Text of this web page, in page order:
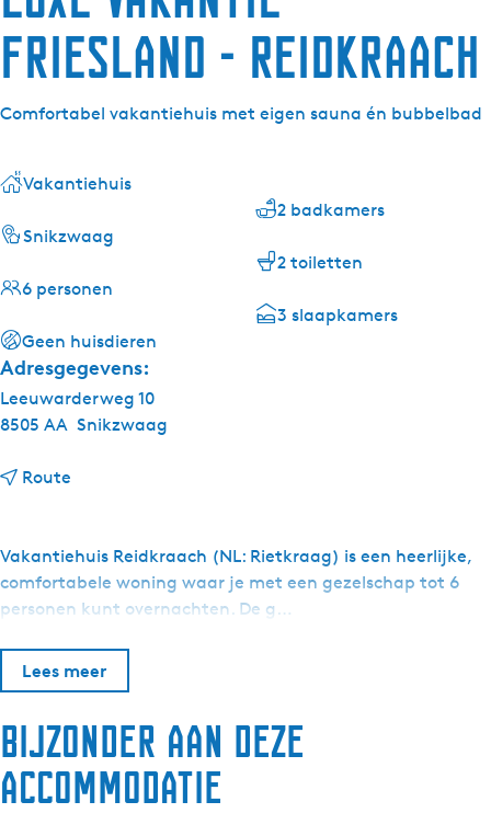
Friesland - Reidkraach
Comfortabel vakantiehuis met eigen sauna én bubbelbad
Vakantiehuis Reidkraach (NL: Rietkraag) is een heerlijke,
comfortabele woning waar je met een gezelschap tot 6
personen kunt overnachten. De g…
Lees meer
Bijzonder aan deze
accommodatie
Vakantiehuis
Snikzwaag
6 personen
Geen huisdieren
2 badkamers
2 toiletten
3 slaapkamers
Adresgegevens:
Leeuwarderweg 10
8505 AA Snikzwaag
Route
r
L
u
V
n